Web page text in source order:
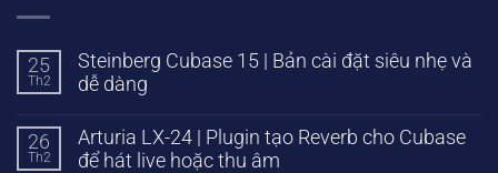
25
Th2
Steinberg Cubase 15 | Bản cài đặt siêu nhẹ và
dễ dàng
26
Th2
Arturia LX-24 | Plugin tạo Reverb cho Cubase
để hát live hoặc thu âm